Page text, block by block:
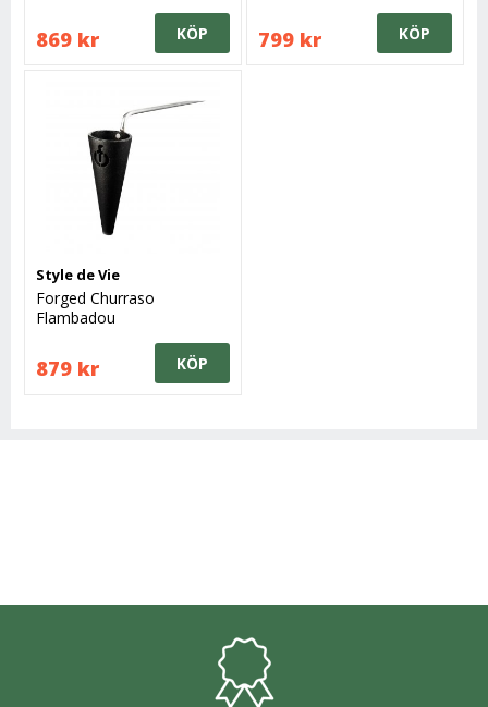
869 kr KÖP 799 kr KÖP
Style de Vie
Forged Churraso
Flambadou
879 kr KÖP